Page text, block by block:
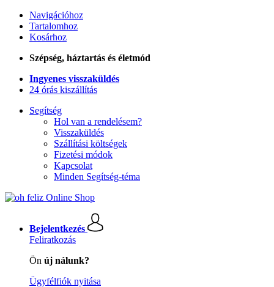
Navigációhoz
Tartalomhoz
Kosárhoz
Szépség, háztartás és életmód
Ingyenes visszaküldés
24 órás kiszállítás
Segítség
Hol van a rendelésem?
Visszaküldés
Szállítási költségek
Fizetési módok
Kapcsolat
Minden Segítség-téma
Bejelentkezés
Feliratkozás
Ön új nálunk?
Ügyfélfiók nyitása